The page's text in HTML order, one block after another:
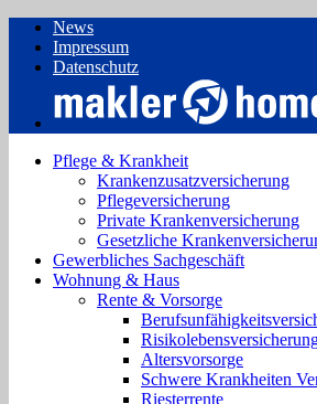
News
Impressum
Datenschutz
Pflege & Krankheit
Krankenzusatzversicherung
Pflegeversicherung
Private Krankenversicherung
Gesetzliche
Gewerbliches Sachgeschäft
Wohnung & Haus
Rente & Vorsorge
Altersvorsorge
Schwere Krankheiten
Riesterrente